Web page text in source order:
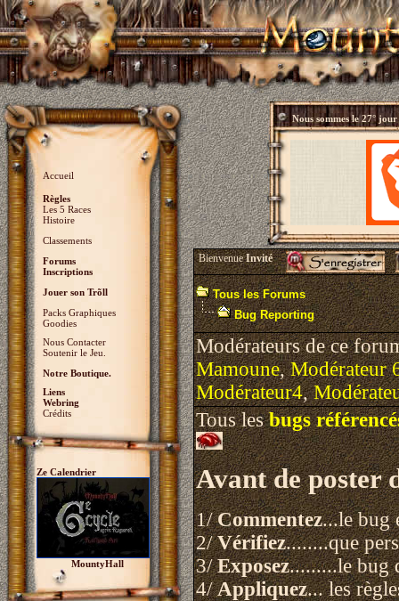
Accueil
Règles
Les 5 Races
Histoire
Classements
Forums
Inscriptions
Jouer son Trõll
Packs Graphiques
Goodies
Nous Contacter
Soutenir le Jeu.
Notre Boutique.
Liens
Webring
Crédits
Ze Calendrier
MountyHall
Nous sommes le27° jour
BienvenueInvité
Tous les Forums
Bug Reporting
Modérateurs de ce
Mamoune,Modérateur
Modérateur4,
Tous lesbugs
Avant de poster
1/Commentez...le bug
2/Vérifiez........que
3/Exposez.........le bug
4/Appliquez... les